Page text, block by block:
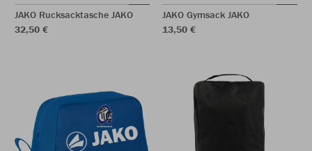
JAKO Rucksacktasche JAKO
32,50 €
JAKO Gymsack JAKO
13,50 €